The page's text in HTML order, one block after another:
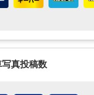
真投稿数